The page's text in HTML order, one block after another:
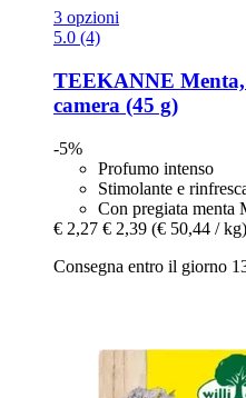
3 opzioni
5.0 (4)
TEEKANNE
camera (45 g)
-5%
Profumo intenso
Stimolante e
Con pregiata menta
€ 2,27 € 2,39 (€ 50,44 / kg)
Consegna entro il giorno